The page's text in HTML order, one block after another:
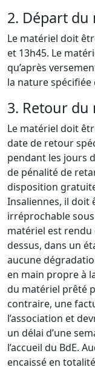
2. Départ du
Le matériel doit
et 13h45. Le
qu’après
la nature spécifiée
3. Retour du
Le matériel doit
date de retour
pendant les jours
de pénalité de
disposition
Insaliennes, il doit
irréprochable
matériel est
dessus, dans un
aucune
en main propre à
du matériel prêté
contraire, une
l’association et
un délai d’une
l’accueil du BdE.
encaissé en